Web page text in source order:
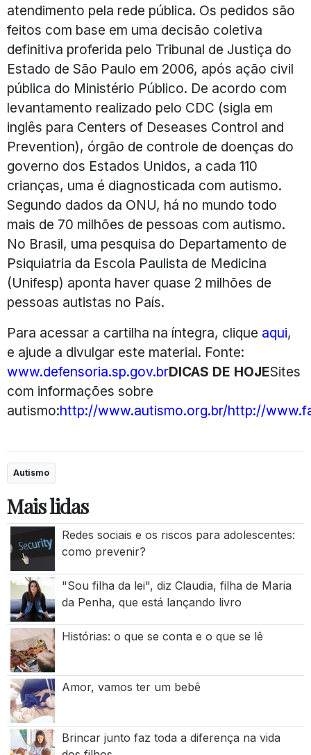
atendimento pela rede pública. Os pedidos são
feitos com base em uma decisão coletiva
definitiva proferida pelo Tribunal de Justiça do
Estado de São Paulo em 2006, após ação civil
pública do Ministério Público. De acordo com
levantamento realizado pelo CDC (sigla em
inglês para Centers of Deseases Control and
Prevention), órgão de controle de doenças do
governo dos Estados Unidos, a cada 110
crianças, uma é diagnosticada com autismo.
Segundo dados da ONU, há no mundo todo
mais de 70 milhões de pessoas com autismo.
No Brasil, uma pesquisa do Departamento de
Psiquiatria da Escola Paulista de Medicina
(Unifesp) aponta haver quase 2 milhões de
pessoas autistas no País.
Para acessar a cartilha na íntegra, clique aqui,
e ajude a divulgar este material. Fonte:
www.defensoria.sp.gov.brDICAS DE HOJESites
com informações sobre
autismo:http://www.autismo.org.br/http://
Autismo
Mais lidas
Redes sociais e os riscos para adolescentes:
como prevenir?
"Sou filha da lei", diz Claudia, filha de Maria
da Penha, que está lançando livro
Histórias: o que se conta e o que se lê
Amor, vamos ter um bebê
Brincar junto faz toda a diferença na vida